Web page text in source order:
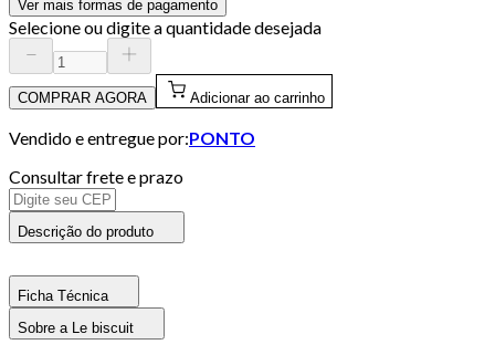
Ver mais formas de pagamento
Selecione ou digite a quantidade desejada
COMPRAR AGORA Adicionar ao carrinho
Vendido e entregue por:PONTO
Consultar frete e prazo
Descrição do produto
Ficha Técnica
Sobre a Le biscuit